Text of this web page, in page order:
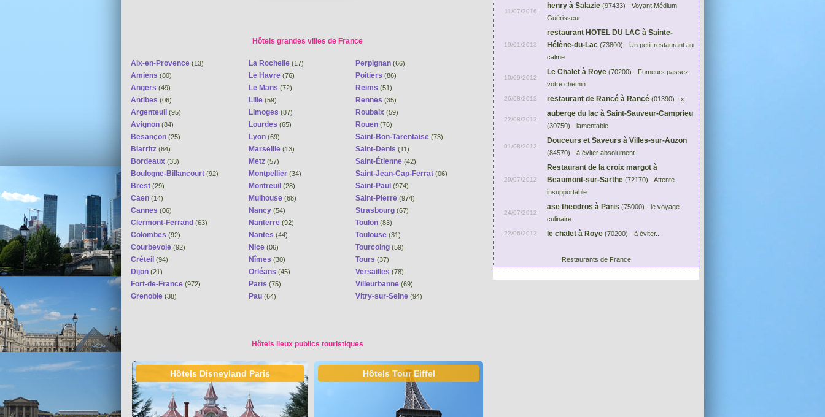
Hôtels grandes villes de France
Aix-en-Provence (13)
Amiens (80)
Angers (49)
Antibes (06)
Argenteuil (95)
Avignon (84)
Besançon (25)
Biarritz (64)
Bordeaux (33)
Boulogne-Billancourt (92)
Brest (29)
Caen (14)
Cannes (06)
Clermont-Ferrand (63)
Colombes (92)
Courbevoie (92)
Créteil (94)
Dijon (21)
Fort-de-France (972)
Grenoble (38)
La Rochelle (17)
Le Havre (76)
Le Mans (72)
Lille (59)
Limoges (87)
Lourdes (65)
Lyon (69)
Marseille (13)
Metz (57)
Montpellier (34)
Montreuil (28)
Mulhouse (68)
Nancy (54)
Nanterre (92)
Nantes (44)
Nice (06)
Nîmes (30)
Orléans (45)
Paris (75)
Pau (64)
Perpignan (66)
Poitiers (86)
Reims (51)
Rennes (35)
Roubaix (59)
Rouen (76)
Saint-Bon-Tarentaise (73)
Saint-Denis (11)
Saint-Étienne (42)
Saint-Jean-Cap-Ferrat (06)
Saint-Paul (974)
Saint-Pierre (974)
Strasbourg (67)
Toulon (83)
Toulouse (31)
Tourcoing (59)
Tours (37)
Versailles (78)
Villeurbanne (69)
Vitry-sur-Seine (94)
Hôtels lieux publics touristiques
Hôtels Disneyland Paris Hôtels Tour Eiffel
11/07/2016
henry à Salazie (97433) - Voyant Médium
Guérisseur
19/01/2013
restaurant HOTEL DU LAC à Sainte-
Hélène-du-Lac (73800) - Un petit restaurant au
calme
10/09/2012
Le Chalet à Roye (70200) - Fumeurs passez
votre chemin
26/08/2012 restaurant de Rancé à Rancé (01390) - x
22/08/2012
auberge du lac à Saint-Sauveur-Camprieu
(30750) - lamentable
01/08/2012
Douceurs et Saveurs à Villes-sur-Auzon
(84570) - à éviter absolument
29/07/2012
Restaurant de la croix margot à
Beaumont-sur-Sarthe (72170) - Attente
insupportable
24/07/2012
ase theodros à Paris (75000) - le voyage
culinaire
22/06/2012 le chalet à Roye (70200) - à éviter...
Restaurants de France